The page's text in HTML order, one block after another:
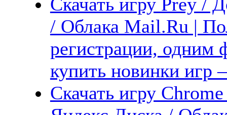
/ Облака Mail.Ru |
регистрации, одним
купить новинки
Скачать игру